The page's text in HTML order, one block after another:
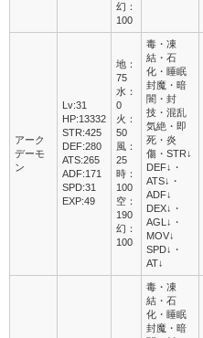
幻：
100
アーク
デーモ
ン
Lv:31
HP:13332
STR:425
DEF:280
ATS:265
ADF:171
SPD:31
EXP:49
地：
75
水：
0
火：
50
風：
25
時：
100
空：
190
幻：
100
毒・凍
結・石
化・睡眠
封魔・暗
闇・封
技・混乱
気絶・即
死・炎
傷・STR↓
DEF↓・
ATS↓・
ADF↓
DEX↓・
AGL↓・
MOV↓
SPD↓・
AT↓
毒・凍
結・石
化・睡眠
封魔・暗